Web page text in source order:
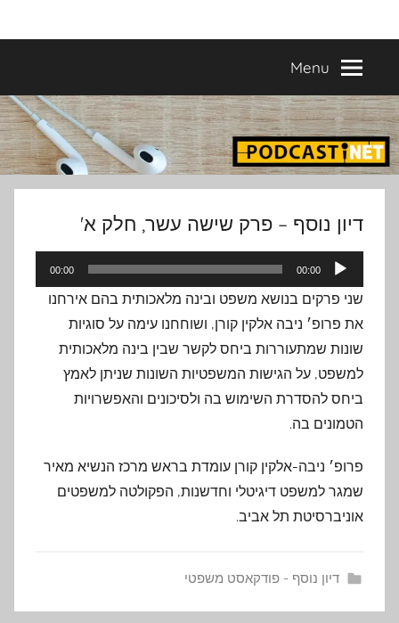
to
content
פודקאסטים
נבחרים
בהפקת
פודקאסטיקו
PODCASTI.CO
מעולים
–
פודקאסטיקו
Menu
דיון נוסף – פרק שישה עשר, חלק א'
אודיו
00:00
00:00
שני פרקים בנושא משפט ובינה מלאכותית בהם אירחנו
את פרופ׳ ניבה אלקין קורן, ושוחחנו עימה על סוגיות
שונות שמתעוררות ביחס לקשר שבין בינה מלאכותית
למשפט, על הגישות המשפטיות השונות שניתן לאמץ
ביחס להסדרת השימוש בה ולסיכונים והאפשרויות
הטמונים בה.
פרופ׳ ניבה-אלקין קורן עומדת בראש מרכז הנשיא מאיר
שמגר למשפט דיגיטלי וחדשנות, הפקולטה למשפטים
אוניברסיטת תל אביב.
דיון נוסף - פודקאסט משפטי